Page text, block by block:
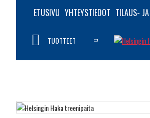
ETUSIVU YHTEYSTIEDOT TILAUS-
TUOTTEET